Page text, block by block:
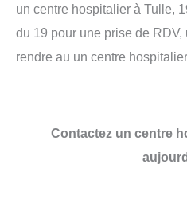
un centre hospitalier à Tulle,
du 19 pour une prise de
rendre au un centre
Contactez un centre